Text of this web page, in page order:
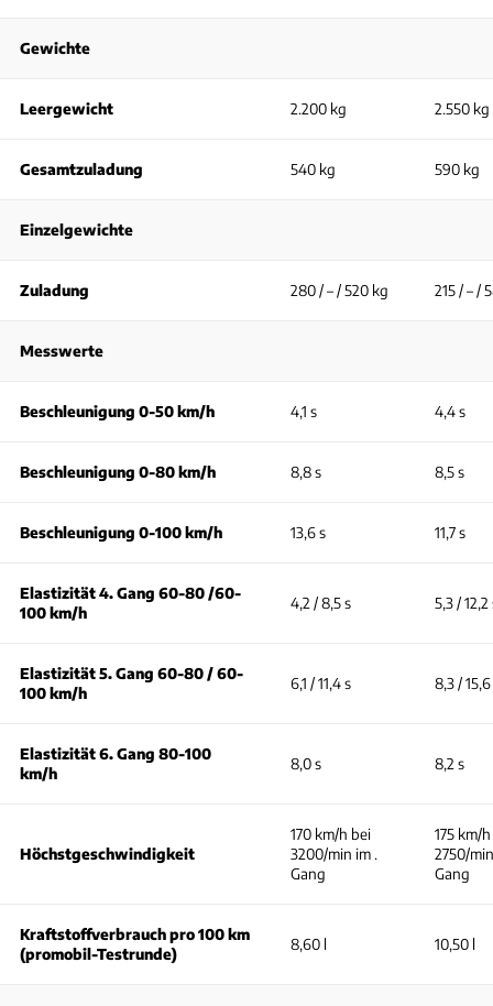
Gewichte
Leergewicht 2.200 kg 2.550 kg
Gesamtzuladung 540 kg 590 kg
Einzelgewichte
Zuladung 280 / – / 520 kg 215 / – /
Messwerte
Beschleunigung 0-50 km/h 4,1 s 4,4 s
Beschleunigung 0-80 km/h 8,8 s 8,5 s
Beschleunigung 0-100 km/h 13,6 s 11,7 s
Elastizität 4. Gang 60-80 /60-
100 km/h
4,2 / 8,5 s 5,3 / 12,2
Elastizität 5. Gang 60-80 / 60-
100 km/h
6,1 / 11,4 s 8,3 /
Elastizität 6. Gang 80-100
km/h
8,0 s 8,2 s
Höchstgeschwindigkeit
170 km/h bei
3200/min im .
Gang
175 km/
2750/
Gang
Kraftstoffverbrauch pro 100 km
(promobil-Testrunde)
8,60 l 10,50 l